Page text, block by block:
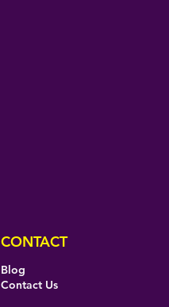
CONTACT
Blog
Contact Us